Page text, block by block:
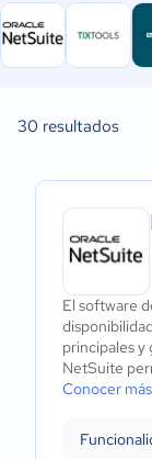
30 resultados
El software
principales y
NetSuite
Conocer